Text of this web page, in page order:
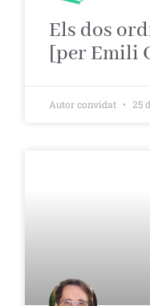
Els dos
[per Emili
Autor convidat 25